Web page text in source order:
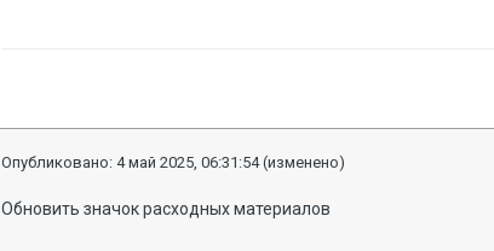
Опубликовано:4 май 2025, 06:31:54 (изменено)
Обновить значок расходных материалов